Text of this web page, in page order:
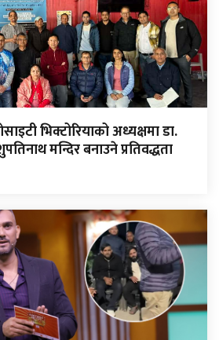
भिक्टोरियाको अध्यक्षमा डा.
मन्दिर बनाउने प्रतिवद्धता